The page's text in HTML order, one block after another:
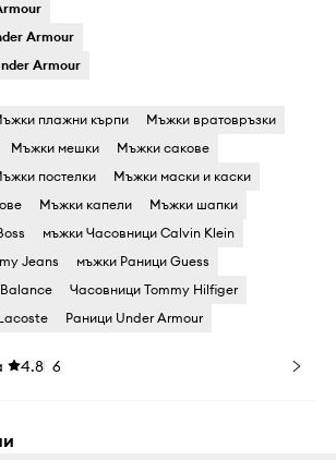
Armour
Armour
плажни кърпи
Мъжки вратовръзки
Мъжки мешки
Мъжки сакове
постелки
Мъжки маски и каски
Мъжки капели
Мъжки шапки
мъжки Часовници Calvin Klein
Jeans
мъжки Раници Guess
Часовници Tommy Hilfiger
Раници Under Armour
4.8 6